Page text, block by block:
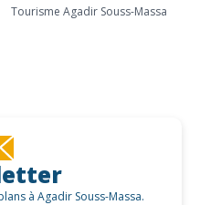
Tourisme Agadir Souss-Massa
à Agadir Souss-Massa.